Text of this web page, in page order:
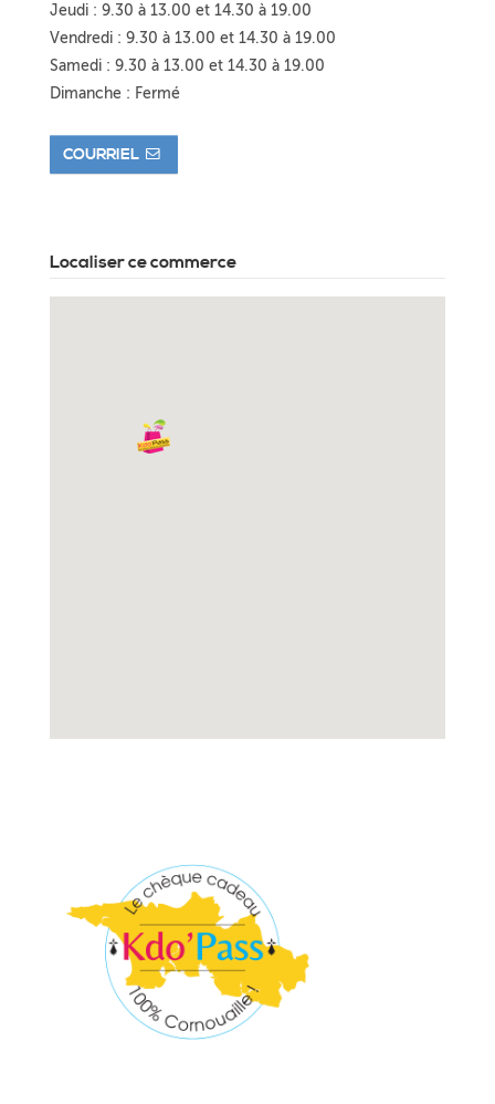
Jeudi : 9.30 à 13.00 et 14.30 à 19.00
Vendredi : 9.30 à 13.00 et 14.30 à 19.00
Samedi : 9.30 à 13.00 et 14.30 à 19.00
Dimanche : Fermé
COURRIEL
Localiser ce commerce